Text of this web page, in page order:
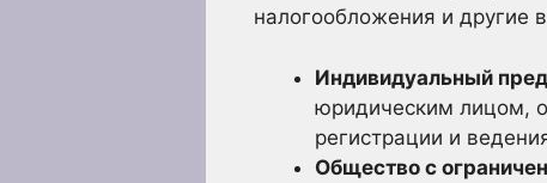
налогообложения и другие
Индивидуальный
юридическим лицом,
регистрации и
Общество с